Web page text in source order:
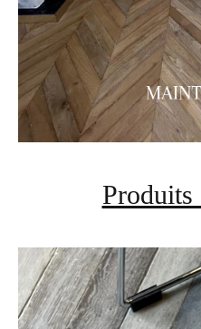
Produits